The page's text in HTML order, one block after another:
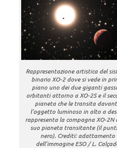
Rappresentazione artistica del
binario XO-2 dove si vede in
piano uno dei due giganti
orbitanti attorno a XO-2S e il
pianeta che le transita
l’oggetto luminoso in alto a
rappresenta la compagna XO-2N
suo pianeta transitante (il
nero). Crediti: adattamento
dell’immagine ESO / L.